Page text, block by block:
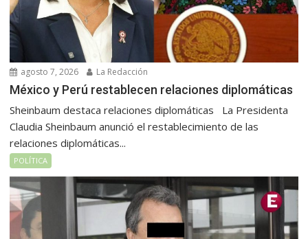
agosto 7, 2026 La Redacción
México y Perú restablecen relaciones diplomáticas
Sheinbaum destaca relaciones diplomáticas La Presidenta
Claudia Sheinbaum anunció el restablecimiento de las
relaciones diplomáticas...
POLÍTICA